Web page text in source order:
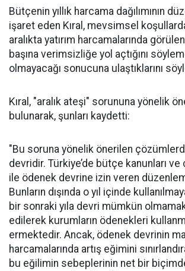
Bütçenin yıllık harcama dağılımının
işaret eden Kıral, mevsimsel
aralıkta yatırım harcamalarında
başına verimsizliğe yol açtığını
olmayacağı sonucuna ulaştıklarını
Kıral, "aralık ateşi" sorununa yönelik
bulunarak, şunları kaydetti:
"Bu soruna yönelik önerilen
devridir. Türkiye’de bütçe kanunları
ile ödenek devrine izin veren
Bunların dışında o yıl içinde
bir sonraki yıla devri mümkün
edilerek kurumların ödenekleri
ermektedir. Ancak, ödenek devrinin
harcamalarında artış eğimini
bu eğilimin sebeplerinin net bir